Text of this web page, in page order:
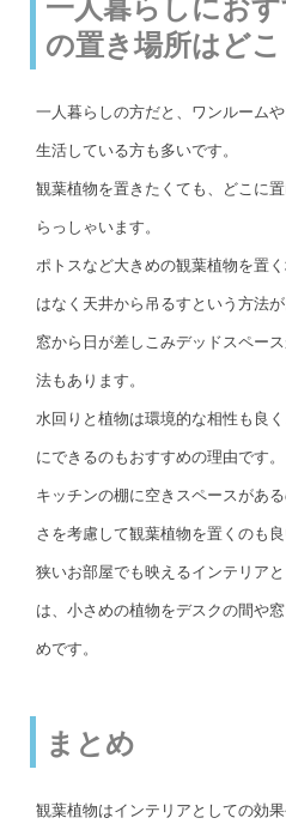
一人暮らしにお
の置き場所はどこ
一人暮らしの方だと、ワンルーム
生活している方も多いです。
観葉植物を置きたくても、どこに
らっしゃいます。
ポトスなど大きめの観葉植物を置
はなく天井から吊るすという方法が
窓から日が差しこみデッドスペー
法もあります。
水回りと植物は環境的な相性も良
にできるのもおすすめの理由です。
キッチンの棚に空きスペースがあ
さを考慮して観葉植物を置くのも良
狭いお部屋でも映えるインテリア
は、小さめの植物をデスクの間や
めです。
まとめ
観葉植物はインテリアとしての効